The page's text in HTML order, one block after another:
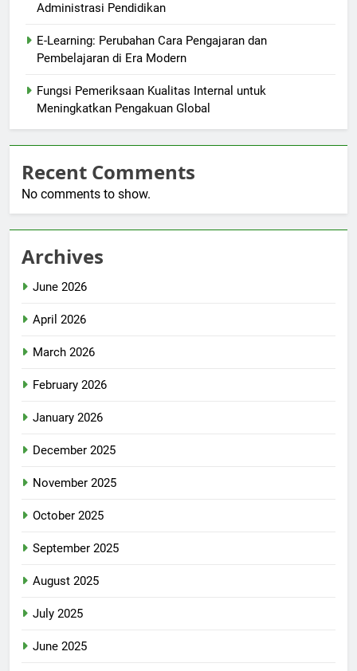
Administrasi Pendidikan
E-Learning: Perubahan Cara Pengajaran dan
Pembelajaran di Era Modern
Fungsi Pemeriksaan Kualitas Internal untuk
Meningkatkan Pengakuan Global
Recent Comments
No comments to show.
Archives
June 2026
April 2026
March 2026
February 2026
January 2026
December 2025
November 2025
October 2025
September 2025
August 2025
July 2025
June 2025